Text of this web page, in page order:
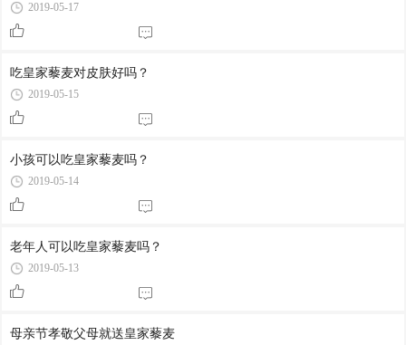
2019-05-17
吃皇家藜麦对皮肤好吗？
2019-05-15
小孩可以吃皇家藜麦吗？
2019-05-14
老年人可以吃皇家藜麦吗？
2019-05-13
母亲节孝敬父母就送皇家藜麦